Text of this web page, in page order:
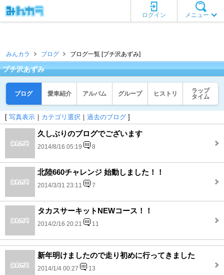
メニュー
ログイン
みんカラ ブログ ブログ一覧 [プチ沢あずみ]
プチ沢あずみ
ブログ 愛車紹介 アルバム グループ ヒストリ
ラップ
タイム
[ 写真表示 ｜ カテゴリ選択 ｜ 過去のブログ ]
久しぶりのブログでございます
2014/8/16 05:19 8
北陸660チャレンジ 始動しました！！
2014/3/31 23:11 7
タカスサーキットNEWコース！！
2014/2/16 20:21 11
新年明けましたので走り初めに行ってきました
2014/1/4 00:27 13